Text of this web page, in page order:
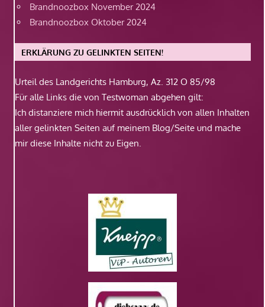
Brandnoozbox November 2024
Brandnoozbox Oktober 2024
ERKLÄRUNG ZU GELINKTEN SEITEN!
Urteil des Landgerichts Hamburg, Az. 312 O 85/98
Für alle Links die von Testwoman abgehen gilt:
Ich distanziere mich hiermit ausdrücklich von allen Inhalten
aller gelinkten Seiten auf meinem Blog/Seite und mache
mir diese Inhalte nicht zu Eigen.